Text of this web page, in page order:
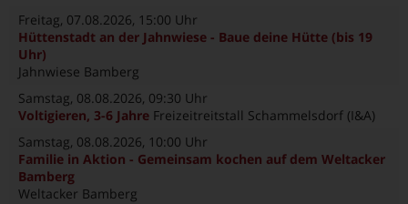
Freitag, 07.08.2026, 15:00 Uhr
Hüttenstadt an der Jahnwiese - Baue deine Hütte (bis 19
Uhr)
Jahnwiese Bamberg
Samstag, 08.08.2026, 09:30 Uhr
Voltigieren, 3-6 Jahre Freizeitreitstall Schammelsdorf (I&A)
Samstag, 08.08.2026, 10:00 Uhr
Familie in Aktion - Gemeinsam kochen auf dem Weltacker
Bamberg
Weltacker Bamberg